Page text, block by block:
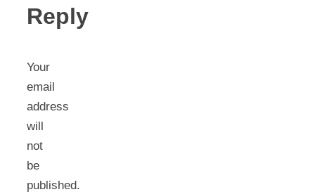
Reply
Your
email
address
will
not
be
published.